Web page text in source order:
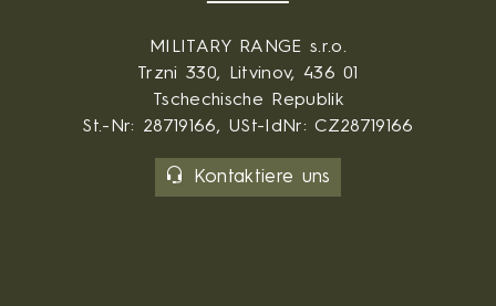
MILITARY RANGE s.r.o.
Trzni 330, Litvinov, 436 01
Tschechische Republik
St.-Nr: 28719166, USt-IdNr: CZ28719166
Kontaktiere uns